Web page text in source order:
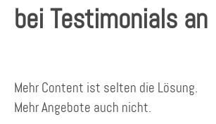
bei Testimonials an
Mehr Content ist selten die Lösung.
Mehr Angebote auch nicht.